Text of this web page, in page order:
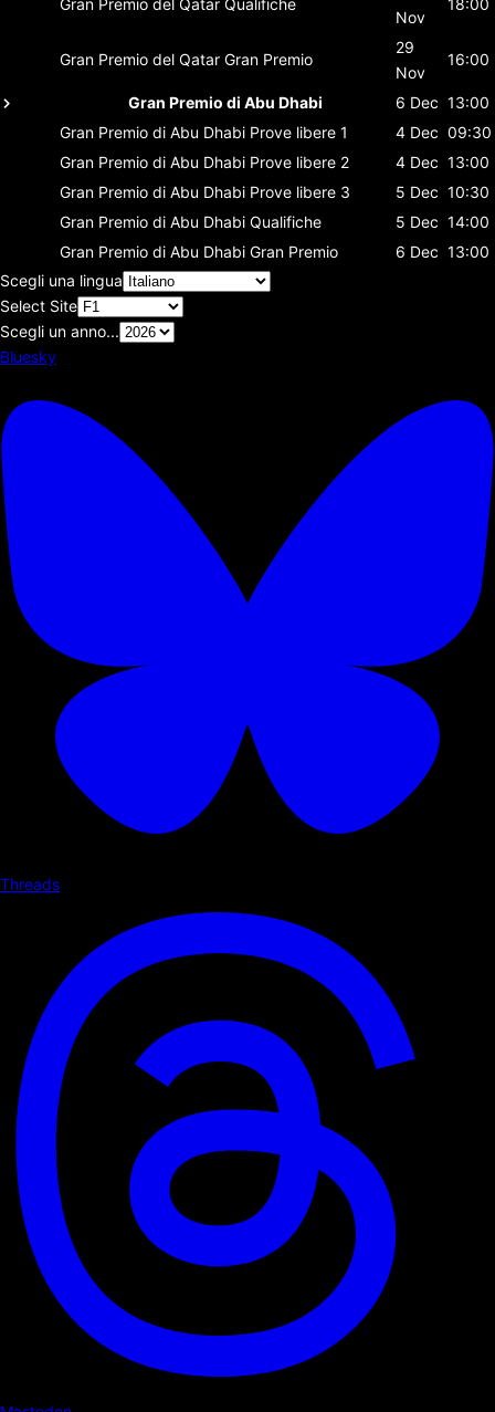
Nov
Gran Premio del Qatar Gran Premio
29
Nov
16:00
Gran Premio di Abu Dhabi 6 Dec 13:00
Gran Premio di Abu Dhabi Prove libere 1 4 Dec 09:30
Gran Premio di Abu Dhabi Prove libere 2 4 Dec 13:00
Gran Premio di Abu Dhabi Prove libere 3 5 Dec 10:30
Gran Premio di Abu Dhabi Qualifiche 5 Dec 14:00
Gran Premio di Abu Dhabi Gran Premio 6 Dec 13:00
Scegli una lingua
Select Site
Scegli un anno...
Bluesky
Threads